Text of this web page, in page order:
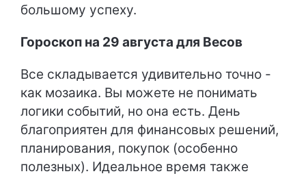
большому успеху.
Гороскоп на 29 августа для Весов
Все складывается удивительно точно -
как мозаика. Вы можете не понимать
логики событий, но она есть. День
благоприятен для финансовых решений,
планирования, покупок (особенно
полезных). Идеальное время также